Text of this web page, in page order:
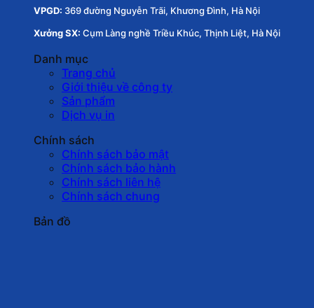
VPGD: 369 đường Nguyễn Trãi, Khương Đình, Hà Nội
Xưởng SX: Cụm Làng nghề Triều Khúc, Thịnh Liệt, Hà Nội
Danh mục
Trang chủ
Giới thiệu về công ty
Sản phẩm
Dịch vụ in
Chính sách
Chính sách bảo mật
Chính sách bảo hành
Chính sách liên hệ
Chính sách chung
Bản đồ